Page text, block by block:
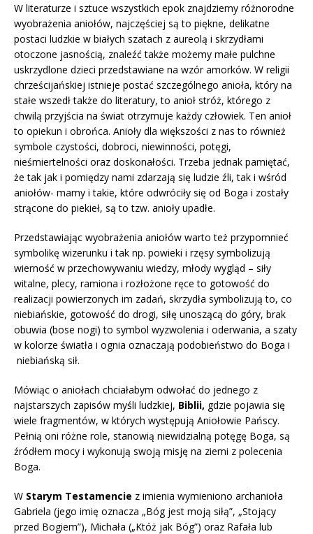
W literaturze i sztuce wszystkich epok znajdziemy różnorodne
wyobrażenia aniołów, najczęściej są to piękne, delikatne
postaci ludzkie w białych szatach z aureolą i skrzydłami
otoczone jasnością, znaleźć także możemy małe pulchne
uskrzydlone dzieci przedstawiane na wzór amorków. W religii
chrześcijańskiej istnieje postać szczególnego anioła, który na
stałe wszedł także do literatury, to anioł stróż, którego z
chwilą przyjścia na świat otrzymuje każdy człowiek. Ten anioł
to opiekun i obrońca. Anioły dla większości z nas to również
symbole czystości, dobroci, niewinności, potęgi,
nieśmiertelności oraz doskonałości. Trzeba jednak pamiętać,
że tak jak i pomiędzy nami zdarzają się ludzie źli, tak i wśród
aniołów- mamy i takie, które odwróciły się od Boga i zostały
strącone do piekieł, są to tzw. anioły upadłe.
Przedstawiając wyobrażenia aniołów warto też przypomnieć
symbolikę wizerunku i tak np. powieki i rzęsy symbolizują
wierność w przechowywaniu wiedzy, młody wygląd – siły
witalne, plecy, ramiona i rozłożone ręce to gotowość do
realizacji powierzonych im zadań, skrzydła symbolizują to, co
niebiańskie, gotowość do drogi, siłę unoszącą do góry, brak
obuwia (bose nogi) to symbol wyzwolenia i oderwania, a szaty
w kolorze światła i ognia oznaczają podobieństwo do Boga i
niebiańską sił.
Mówiąc o aniołach chciałabym odwołać do jednego z
najstarszych zapisów myśli ludzkiej, Biblii, gdzie pojawia się
wiele fragmentów, w których występują Aniołowie Pańscy.
Pełnią oni różne role, stanowią niewidzialną potęgę Boga, są
źródłem mocy i wykonują swoją misję na ziemi z polecenia
Boga.
W Starym Testamencie z imienia wymieniono archanioła
Gabriela (jego imię oznacza „Bóg jest moją siłą”, „Stojący
przed Bogiem”), Michała („Któż jak Bóg”) oraz Rafała lub